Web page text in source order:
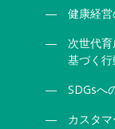
健康経
次世代
基づく
SDGsへ
カスタ